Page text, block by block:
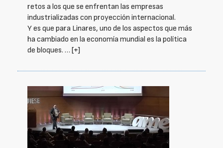
retos a los que se enfrentan las empresas
industrializadas con proyección internacional.
Y es que para Linares, uno de los aspectos que más
ha cambiado en la economía mundial es la política
de bloques. … [+]